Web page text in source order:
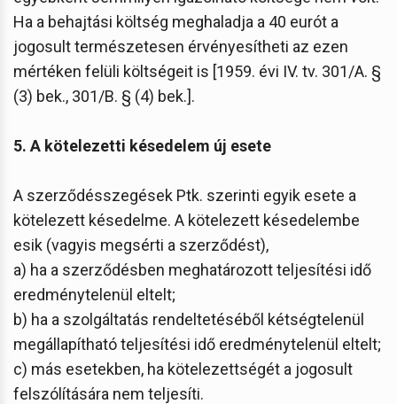
Ha a behajtási költség meghaladja a 40 eurót a
jogosult természetesen érvényesítheti az ezen
mértéken felüli költségeit is [1959. évi IV. tv. 301/A. §
(3) bek., 301/B. § (4) bek.].
5. A kötelezetti késedelem új esete
A szerződésszegések Ptk. szerinti egyik esete a
kötelezett késedelme. A kötelezett késedelembe
esik (vagyis megsérti a szerződést),
a) ha a szerződésben meghatározott teljesítési idő
eredménytelenül eltelt;
b) ha a szolgáltatás rendeltetéséből kétségtelenül
megállapítható teljesítési idő eredménytelenül eltelt;
c) más esetekben, ha kötelezettségét a jogosult
felszólítására nem teljesíti.